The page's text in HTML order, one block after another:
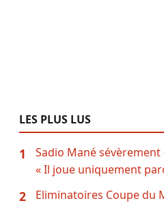
LES PLUS LUS
1
Sadio Mané
« Il joue uniquement
2
Eliminatoires Coupe du